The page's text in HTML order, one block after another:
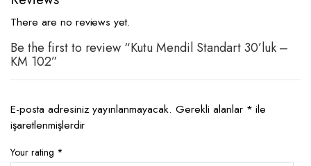
There are no reviews yet.
Be the first to review “Kutu Mendil Standart 30’luk –
KM 102”
E-posta adresiniz yayınlanmayacak. Gerekli alanlar * ile
işaretlenmişlerdir
Your rating *